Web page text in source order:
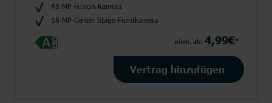
48-MP-Fusion-Kamera
18-MP-Center Stage-Frontkamera
einm. ab: 4,99€*
Vertrag hinzufügen